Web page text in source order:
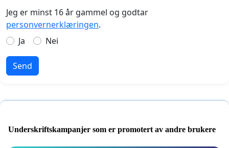
Jeg er minst 16 år gammel og godtar
personvernerklæringen.
Ja
Nei
Send
Underskriftskampanjer som er promotert av andre brukere